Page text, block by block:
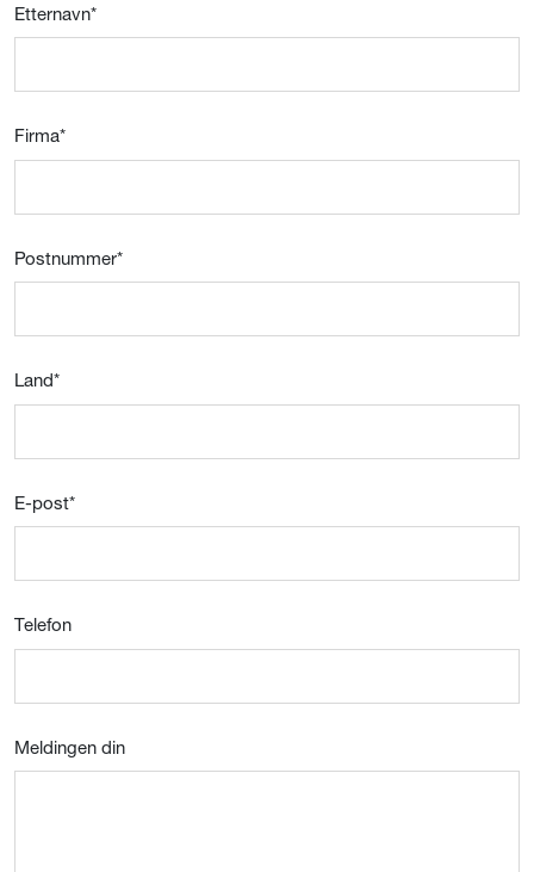
Etternavn*
Firma*
Postnummer*
Land*
E-post*
Telefon
Meldingen din